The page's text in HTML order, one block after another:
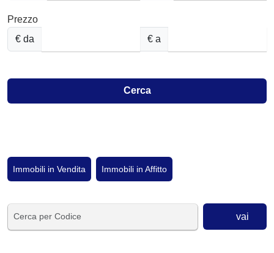
Prezzo
€ da
€ a
Cerca
Immobili in Vendita Immobili in Affitto
vai